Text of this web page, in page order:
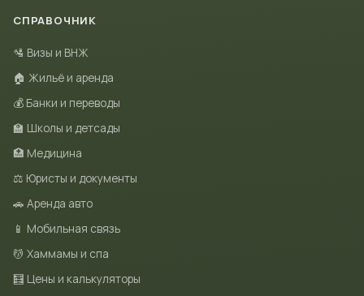
СПРАВОЧНИК
🛂 Визы и ВНЖ
🏠 Жильё и аренда
💰 Банки и переводы
🏫 Школы и детсады
🏥 Медицина
⚖️ Юристы и документы
🚗 Аренда авто
📱 Мобильная связь
💆 Хаммамы и спа
🧮 Цены и калькуляторы